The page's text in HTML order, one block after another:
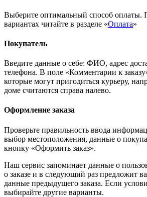
Выберите оптимальный способ оплаты.
вариантах читайте в разделе «Оплата»
Покупатель
Введите данные о себе: ФИО, адрес
телефона. В поле «Комментарии к
которые могут пригодиться курьеру,
доме считаются справа налево.
Оформление заказа
Проверьте правильность ввода
выбор местоположения, данные о
кнопку «Оформить заказ».
Наш сервис запоминает данные о
о заказе и в следующий раз предложит
данные предыдущего заказа. Если
выбирайте другие варианты.